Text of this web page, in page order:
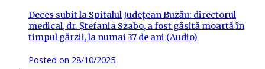
Deces subit la Spitalul Județean Buzău: directorul
medical, dr. Ștefania Szabo, a fost găsită moartă în
timpul gărzii, la numai 37 de ani (Audio)
Posted on 28/10/2025